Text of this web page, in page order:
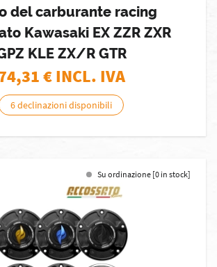
del carburante racing
Kawasaki EX ZZR ZXR
KLE ZX/R GTR
€ INCL. IVA
6 declinazioni disponibili
Su ordinazione [0 in stock]